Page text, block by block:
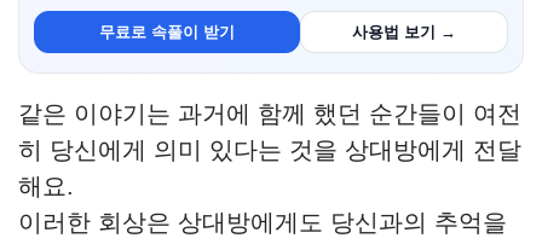
무료로 속풀이 받기 사용법 보기 →
같은 이야기는 과거에 함께 했던 순간들이 여전
히 당신에게 의미 있다는 것을 상대방에게 전달
해요.
이러한 회상은 상대방에게도 당신과의 추억을